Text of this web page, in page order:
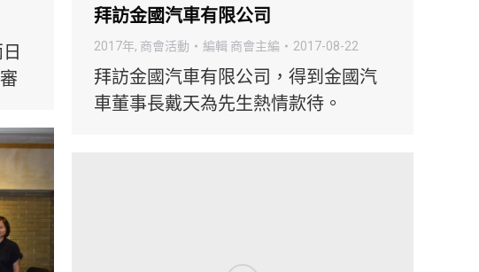
拜訪金國汽車有限公司
2017年, 商會活動 編輯 商會主編 2017-08-22
拜訪金國汽車有限公司，得到金國汽
車董事長戴天為先生熱情款待。